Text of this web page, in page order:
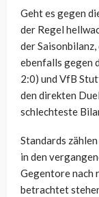
Geht es gegen
der Regel
der
ebenfalls gegen
2:0) und VfB
den direkten
schlechteste
Standards
in den
Gegentore nach
betrachtet